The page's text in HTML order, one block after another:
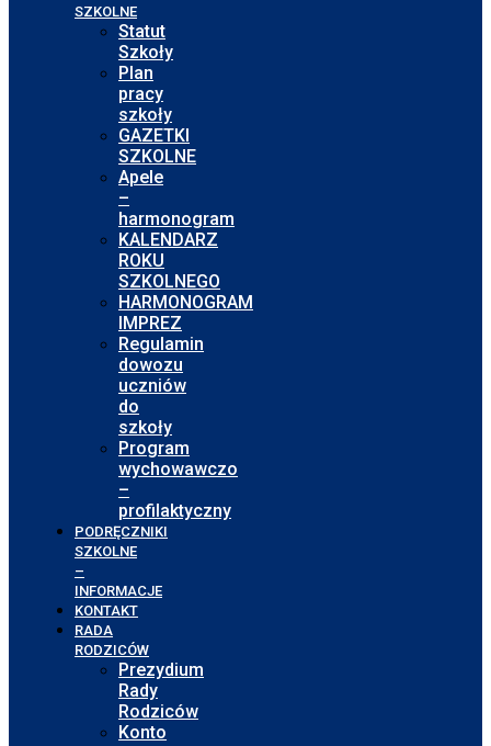
SZKOLNE
Statut
Szkoły
Plan
pracy
szkoły
GAZETKI
SZKOLNE
Apele
–
harmonogram
KALENDARZ
ROKU
SZKOLNEGO
HARMONOGRAM
IMPREZ
Regulamin
dowozu
uczniów
do
szkoły
Program
wychowawczo
–
profilaktyczny
PODRĘCZNIKI
SZKOLNE
–
INFORMACJE
KONTAKT
RADA
RODZICÓW
Prezydium
Rady
Rodziców
Konto